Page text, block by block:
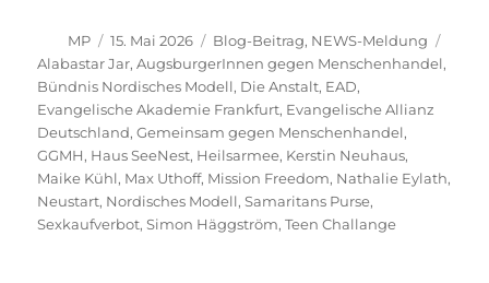
Autor
MP
Veröffentlicht
am
15. Mai 2026 Kategorien
Blog-Beitrag, NEWS-Meldung
Alabastar Jar,AugsburgerInnen gegen Menschenhandel,
Bündnis Nordisches Modell, Die Anstalt, EAD,
Evangelische Akademie Frankfurt, Evangelische Allianz
Deutschland,Gemeinsam gegen Menschenhandel,
GGMH, Haus SeeNest, Heilsarmee, Kerstin Neuhaus,
Maike Kühl, Max Uthoff, Mission Freedom, Nathalie Eylath,
Neustart, Nordisches Modell,Samaritans Purse,
Sexkaufverbot,Simon Häggström,Teen Challange